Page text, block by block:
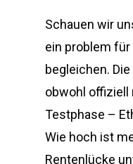
Schauen wir
ein problem
begleichen.
obwohl offiziell
Testphase –
Wie hoch ist
Rentenlücke